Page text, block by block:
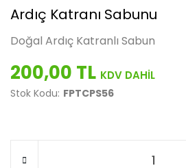
Ardıç Katranı Sabunu
Doğal Ardıç Katranlı Sabun
200,00 TL
Stok Kodu: FPTCPS56